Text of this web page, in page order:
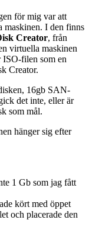
för mig var att
maskinen. I den finns
Creator, från
virtuella maskinen
ISO-filen som en
Creator.
16gb SAN-
det inte, eller är
som mål.
hänger sig efter
1 Gb som jag fått
kört med öppet
och placerade den